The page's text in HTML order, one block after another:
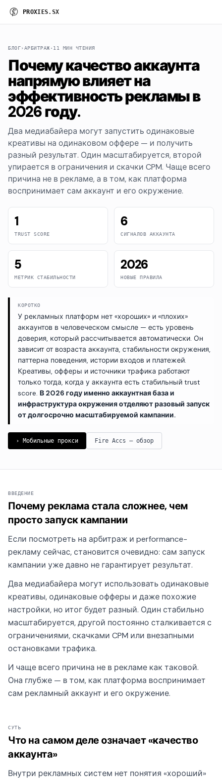
PROXI ES. SX
БЛОГ› АРБИТРАЖ · 11 МИН ЧТЕНИЯ
Почему качество аккаунта
напрямую влияет на
эффективность рекламы в
2026 году.
Два медиабайера могут запустить одинаковые
креативы на одинаковом оффере — и получить
разный результат. Один масштабируется, второй
упирается в ограничения и скачки CPM. Чаще всего
причина не в рекламе, а в том, как платформа
воспринимает сам аккаунт и его окружение.
1
TRUST SCORE
6
СИГНАЛОВ АККАУНТА
5
МЕТРИК СТАБИЛЬНОСТИ
2026
НОВЫЕ ПРАВИЛА
КОРОТКО
У рекламных платформ нет «хороших» и «плохих»
аккаунтов в человеческом смысле — есть уровень
доверия, который рассчитывается автоматически. Он
зависит от возраста аккаунта, стабильности окружения,
паттерна поведения, истории входов и платежей.
Креативы, офферы и источники трафика работают
только тогда, когда у аккаунта есть стабильный trust
score. В 2026 году именно аккаунтная база и
инфраструктура окружения отделяют разовый запуск
от долгосрочно масштабируемой кампании.
› Мобильные прокси Fire Accs — обзор
ВВЕДЕНИЕ
Почему реклама стала сложнее, чем
просто запуск кампании
Если посмотреть на арбитраж и performance-
рекламу сейчас, становится очевидно: сам запуск
кампании уже давно не гарантирует результат.
Два медиабайера могут использовать одинаковые
креативы, одинаковые офферы и даже похожие
настройки, но итог будет разный. Один стабильно
масштабируется, другой постоянно сталкивается с
ограничениями, скачками CPM или внезапными
остановками трафика.
И чаще всего причина не в рекламе как таковой.
Она глубже — в том, как платформа воспринимает
сам рекламный аккаунт и его окружение.
СУТЬ
Что на самом деле означает «качество
аккаунта»
Внутри рекламных систем нет понятия «хороший»